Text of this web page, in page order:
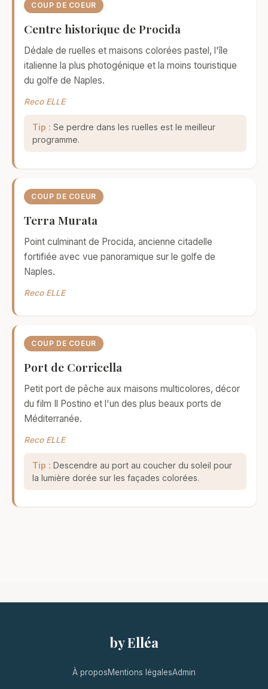
COUP DE COEUR
Centre historique de Procida
Dédale de ruelles et maisons colorées pastel, l'île
italienne la plus photogénique et la moins touristique
du golfe de Naples.
Reco ELLE
Tip : Se perdre dans les ruelles est le meilleur
programme.
COUP DE COEUR
Terra Murata
Point culminant de Procida, ancienne citadelle
fortifiée avec vue panoramique sur le golfe de
Naples.
Reco ELLE
COUP DE COEUR
Port de Corricella
Petit port de pêche aux maisons multicolores, décor
du film Il Postino et l'un des plus beaux ports de
Méditerranée.
Reco ELLE
Tip : Descendre au port au coucher du soleil pour
la lumière dorée sur les façades colorées.
by Elléa
À proposMentions légalesAdmin